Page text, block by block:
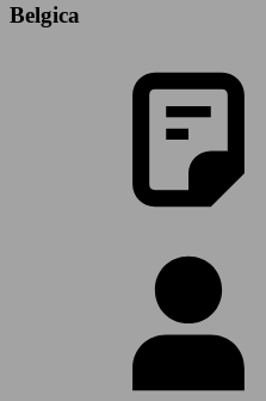
Belgica